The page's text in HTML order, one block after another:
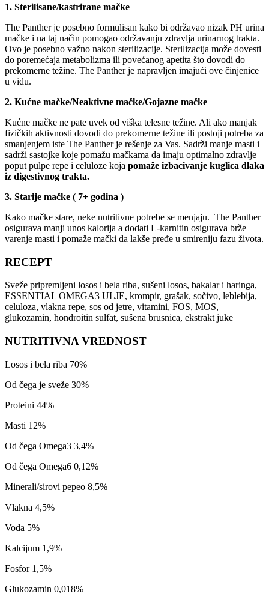
senior
1,5/3
kg
količina
1. Sterilisane/kastrirane mačke
The Panther je posebno formulisan kako bi održavao nizak PH urina
mačke i na taj način pomogao održavanju zdravlja urinarnog trakta.
Ovo je posebno važno nakon sterilizacije. Sterilizacija može dovesti
do poremećaja metabolizma ili povećanog apetita što dovodi do
prekomerne težine. The Panther je napravljen imajući ove činjenice
u vidu.
2. Kućne mačke/Neaktivne mačke/Gojazne mačke
Kućne mačke ne pate uvek od viška telesne težine. Ali ako manjak
fizičkih aktivnosti dovodi do prekomerne težine ili postoji potreba za
smanjenjem iste The Panther je rešenje za Vas. Sadrži manje masti i
sadrži sastojke koje pomažu mačkama da imaju optimalno zdravlje
poput pulpe repe i celuloze koja pomaže izbacivanje kuglica dlaka
iz digestivnog trakta.
3. Starije mačke ( 7+ godina )
Kako mačke stare, neke nutritivne potrebe se menjaju. The Panther
osigurava manji unos kalorija a dodati L-karnitin osigurava brže
varenje masti i pomaže mački da lakše pređe u smireniju fazu života.
RECEPT
Sveže pripremljeni losos i bela riba, sušeni losos, bakalar i haringa,
ESSENTIAL OMEGA3 ULJE, krompir, grašak, sočivo, leblebija,
celuloza, vlakna repe, sos od jetre, vitamini, FOS, MOS,
glukozamin, hondroitin sulfat, sušena brusnica, ekstrakt juke
NUTRITIVNA VREDNOST
Losos i bela riba 70%
Od čega je sveže 30%
Proteini 44%
Masti 12%
Od čega Omega3 3,4%
Od čega Omega6 0,12%
Minerali/sirovi pepeo 8,5%
Vlakna 4,5%
Voda 5%
Kalcijum 1,9%
Fosfor 1,5%
Glukozamin 0,018%